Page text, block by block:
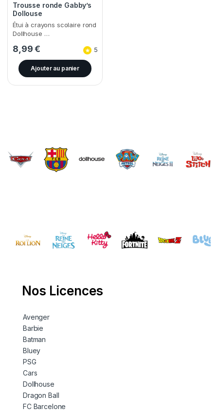
Trousse ronde Gabby’s
Dollouse
Étui à crayons scolaire rond
Dollhouse …
8,99€ 5
Ajouter au panier
Brands Carousel
Nos Licences
Avenger
Barbie
Batman
Bluey
PSG
Cars
Dollhouse
Dragon Ball
FC Barcelone